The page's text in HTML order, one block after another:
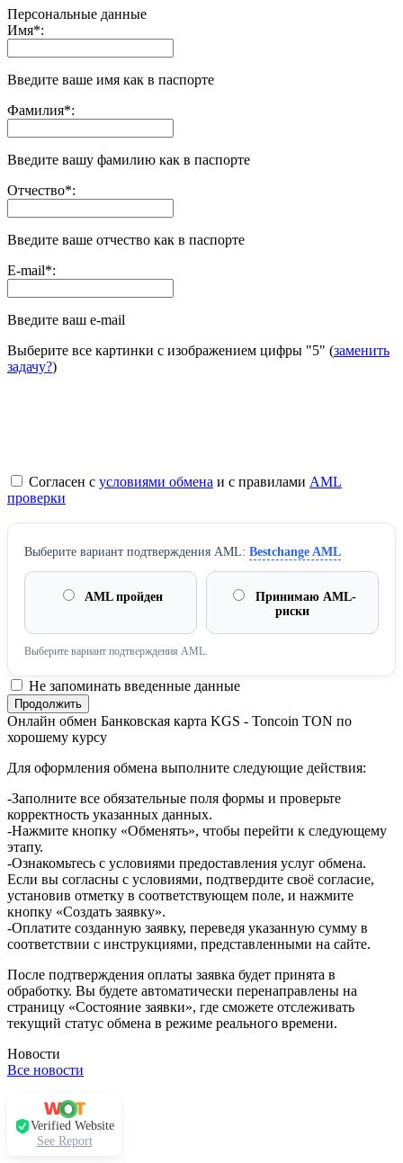
Персональные данные
Имя*:
Введите ваше имя как в паспорте
Фамилия*:
Введите вашу фамилию как в паспорте
Отчество*:
Введите ваше отчество как в паспорте
E-mail*:
Введите ваш e-mail
Выберите все картинки с изображением цифры "5" (заменить
задачу?)
Согласен с условиями обмена и с правилами AML
проверки
Выберите вариант подтверждения AML: Bestchange AML
AML пройден
Принимаю AML-
риски
Выберите вариант подтверждения AML.
Не запоминать введенные данные
Онлайн обмен Банковская карта KGS - Toncoin TON по
хорошему курсу
Для оформления обмена выполните следующие действия:
-Заполните все обязательные поля формы и проверьте
корректность указанных данных.
-Нажмите кнопку «Обменять», чтобы перейти к следующему
этапу.
-Ознакомьтесь с условиями предоставления услуг обмена.
Если вы согласны с условиями, подтвердите своё согласие,
установив отметку в соответствующем поле, и нажмите
кнопку «Создать заявку».
-Оплатите созданную заявку, переведя указанную сумму в
соответствии с инструкциями, представленными на сайте.
После подтверждения оплаты заявка будет принята в
обработку. Вы будете автоматически перенаправлены на
страницу «Состояние заявки», где сможете отслеживать
текущий статус обмена в режиме реального времени.
Новости
Все новости
Verified Website
See Report